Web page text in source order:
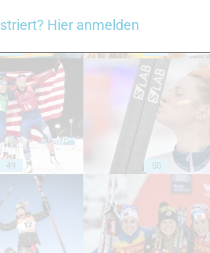
44 45
49 50
Hier anmelden